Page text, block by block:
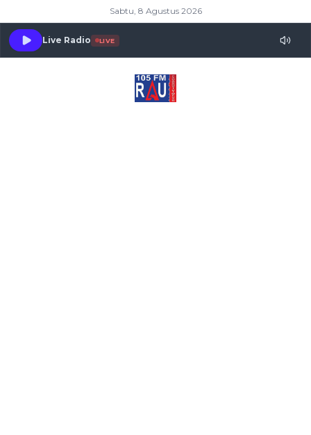
Sabtu, 8 Agustus 2026
Live Radio LIVE